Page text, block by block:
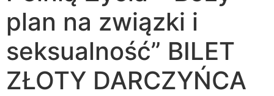
plan na związki i
seksualność” BILET
ZŁOTY DARCZYŃCA